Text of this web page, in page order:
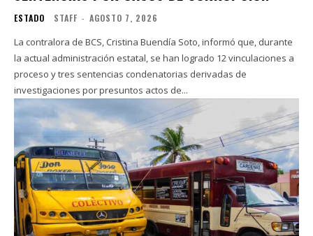
ESTADO STAFF - AGOSTO 7, 2026
La contralora de BCS, Cristina Buendía Soto, informó que, durante
la actual administración estatal, se han logrado 12 vinculaciones a
proceso y tres sentencias condenatorias derivadas de
investigaciones por presuntos actos de...